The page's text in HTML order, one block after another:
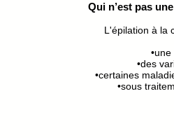
Qui n’est pas
L'épilation à la
•des
•certaines
•sous